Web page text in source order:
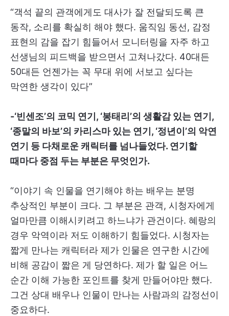
“객석 끝의 관객에게도 대사가 잘 전달되도록 큰
동작, 소리를 확실히 해야 했다. 움직임 동선, 감정
표현의 감을 잡기 힘들어서 모니터링을 자주 하고
선생님의 피드백을 받으면서 고쳐나갔다. 40대든
50대든 언젠가는 꼭 무대 위에 서보고 싶다는
막연한 생각이 있다”
-‘빈센조’의 코믹 연기, ‘봉태리’의 생활감 있는 연기,
‘종말의 바보’의 카리스마 있는 연기, ‘정년이’의 악연
연기 등 다채로운 캐릭터를 넘나들었다. 연기할
때마다 중점 두는 부분은 무엇인가.
“이야기 속 인물을 연기해야 하는 배우는 분명
추상적인 부분이 크다. 그 부분은 관객, 시청자에게
얼마만큼 이해시키려고 하느냐가 관건이다. 혜랑의
경우 악역이라 저도 이해하기 힘들었다. 시청자는
짧게 만나는 캐릭터라 제가 인물은 연구한 시간에
비해 공감이 짧은 게 당연하다. 제가 할 일은 어느
순간 이해 가능한 포인트를 찾게 만들어야만 했다.
그건 상대 배우나 인물이 만나는 사람과의 감정선이
중요하다.